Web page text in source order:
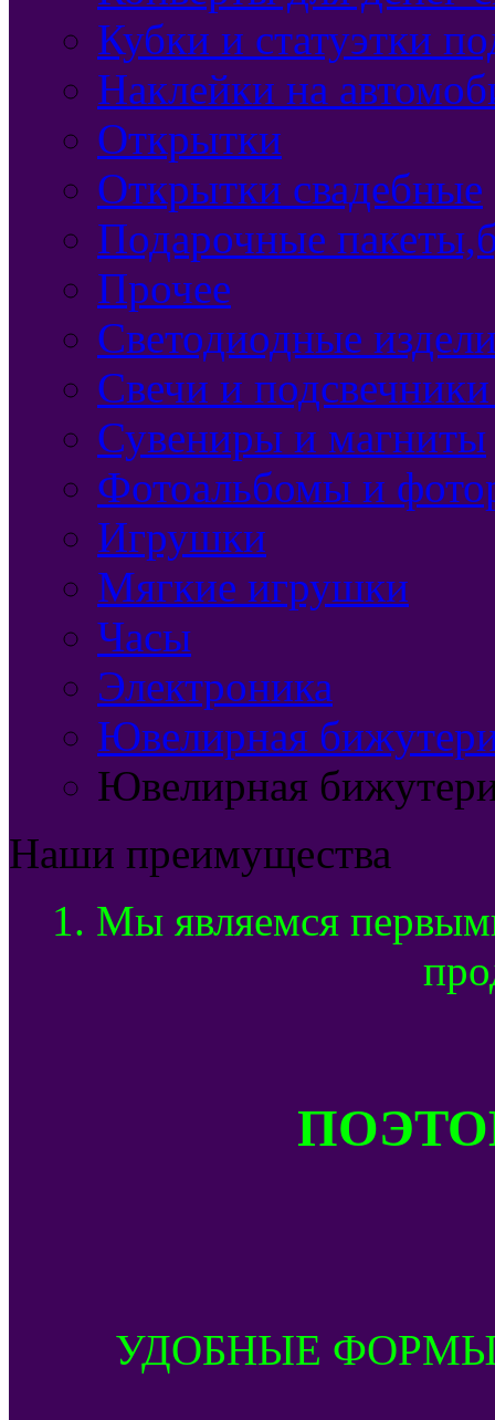
Кубки и статуэтки
Наклейки на
Открытки
Открытки свадебные
Подарочные
Прочее
Светодиодные
Свечи и
Сувениры и магниты
Фотоальбомы и
Игрушки
Мягкие игрушки
Часы
Электроника
Ювелирная
Ювелирная
Наши преимущества
1. Мы являемся
УДОБНЫЕ